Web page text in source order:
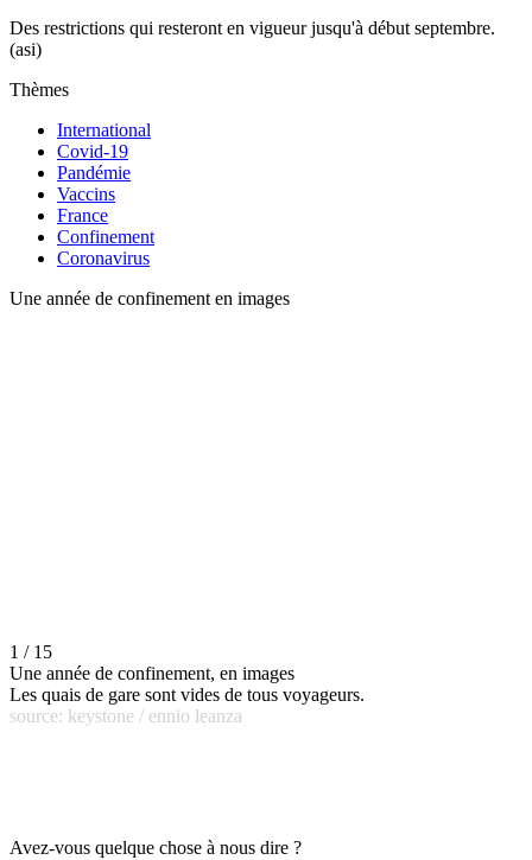
Des restrictions qui resteront en vigueur jusqu'à début septembre.
(asi)
Thèmes
International
Covid-19
Pandémie
Vaccins
France
Confinement
Coronavirus
Une année de confinement en images
1 / 15
Une année de confinement, en images
Les quais de gare sont vides de tous voyageurs.
source: keystone / ennio leanza
Avez-vous quelque chose à nous dire ?